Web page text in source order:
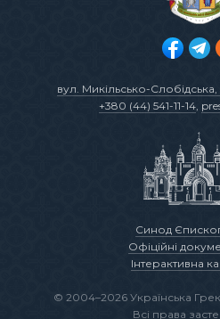
вул. Микільсько-Слобідська,
+380 (44) 541-11-14,
Синод
Офіційні
Інтерактивна
© 2004–2026 Українська
Всі права